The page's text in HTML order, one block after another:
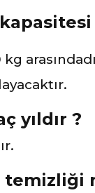
kg
yıldır ?